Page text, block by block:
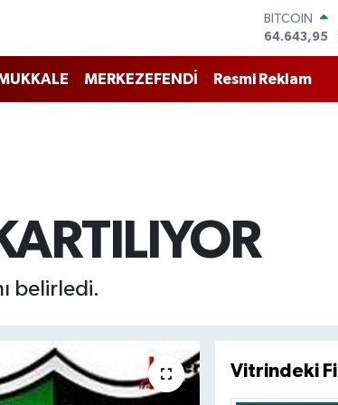
BITCOIN
64.643,95
DOLAR
47,6704
MERKEZEFENDİ Resmi Reklam
belirledi.
Vitrindeki